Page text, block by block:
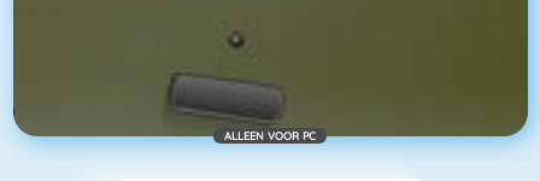
ALLEEN VOOR PC